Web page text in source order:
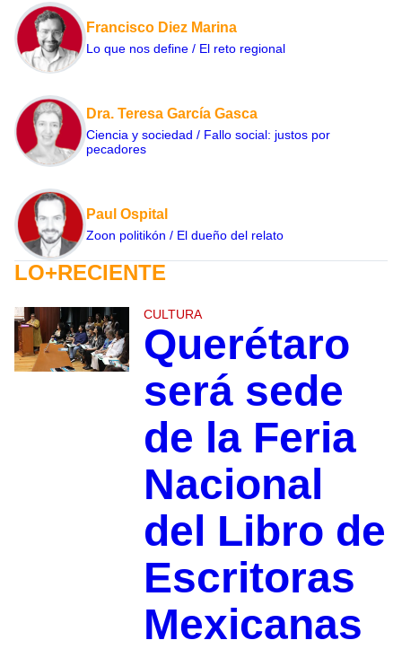
Francisco Diez Marina
Lo que nos define / El reto regional
Dra. Teresa García Gasca
Ciencia y sociedad / Fallo social: justos por
pecadores
Paul Ospital
Zoon politikón / El dueño del relato
LO+RECIENTE
CULTURA
Querétaro
será sede
de la Feria
Nacional
del Libro de
Escritoras
Mexicanas